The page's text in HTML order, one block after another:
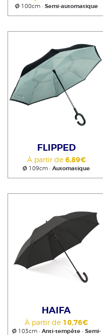
Ø100cm • Semi-automatique
FLIPPED
À partir de 6,89€
Ø 109cm • Automatique
HAIFA
À partir de 10,76€
Ø103cm • Anti-tempête• Semi-